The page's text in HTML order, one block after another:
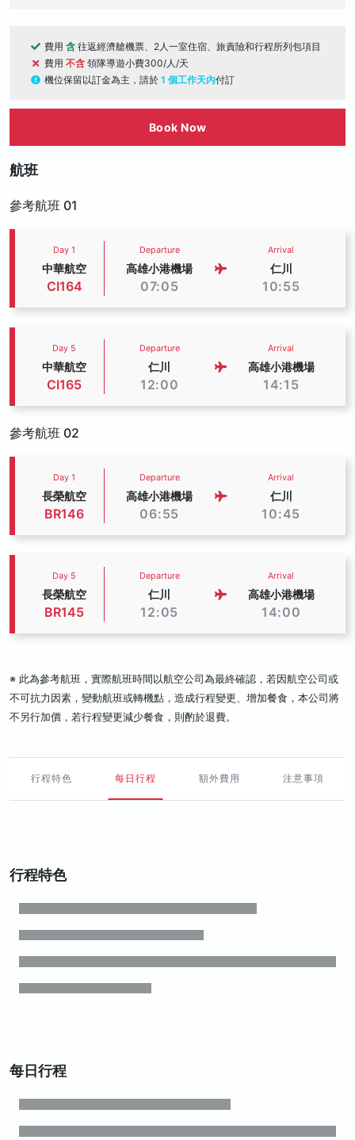
費用 含 往返經濟艙機票、2人一室住宿、旅責險和行程所列包項目
費用 不含 領隊導遊小費300/人/天
機位保留以訂金為主，請於 1 個工作天內付訂
Book Now
航班
參考航班 01
Day 1
中華航空
CI164
Departure
高雄小港機場
07:05
Arrival
仁川
10:55
Day 5
中華航空
CI165
Departure
仁川
12:00
Arrival
高雄小港機場
14:15
參考航班 02
Day 1
長榮航空
BR146
Departure
高雄小港機場
06:55
Arrival
仁川
10:45
Day 5
長榮航空
BR145
Departure
仁川
12:05
Arrival
高雄小港機場
14:00
※ 此為參考航班，實際航班時間以航空公司為最終確認，若因航空公司或
不可抗力因素，變動航班或轉機點，造成行程變更、增加餐食，本公司將
不另行加價，若行程變更減少餐食，則酌於退費。
行程特色 每日行程 額外費用 注意事項
行程特色
每日行程